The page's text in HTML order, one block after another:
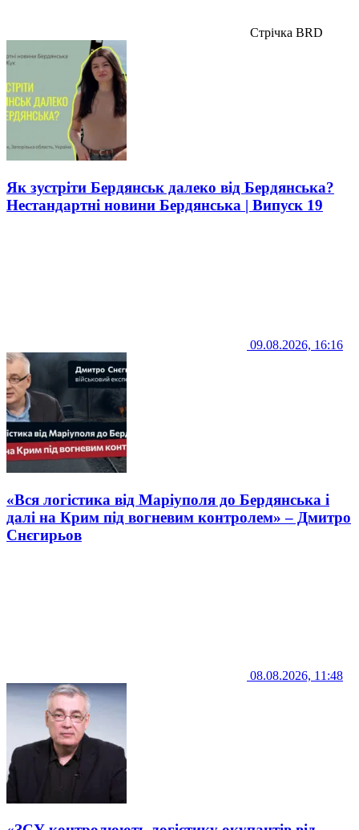
Стрічка BRD
Як зустріти Бердянськ далеко від Бердянська?
Нестандартні новини Бердянська | Випуск 19
09.08.2026, 16:16
«Вся логістика від Маріуполя до Бердянська і
далі на Крим під вогневим контролем» – Дмитро
Снєгирьов
08.08.2026, 11:48